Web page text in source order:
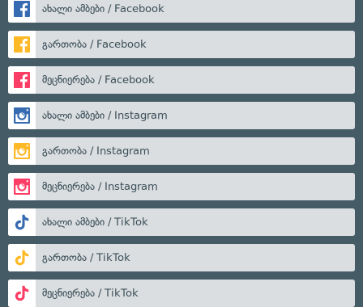
ახალი ამბები / Facebook
გართობა / Facebook
მეცნიერება / Facebook
ახალი ამბები / Instagram
გართობა / Instagram
მეცნიერება / Instagram
ახალი ამბები / TikTok
გართობა / TikTok
მეცნიერება / TikTok